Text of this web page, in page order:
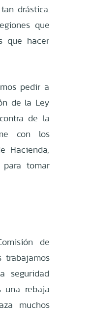
drástica.
que
que hacer
pedir a
de la Ley
de la
con los
Hacienda,
tomar
de
trabajamos
seguridad
una rebaja
muchos